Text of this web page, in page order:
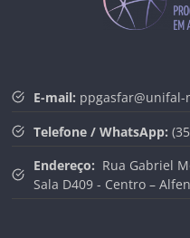
E-mail:
Telefone / WhatsApp:
Endereço: Rua Gabriel
Sala D409 - Centro –